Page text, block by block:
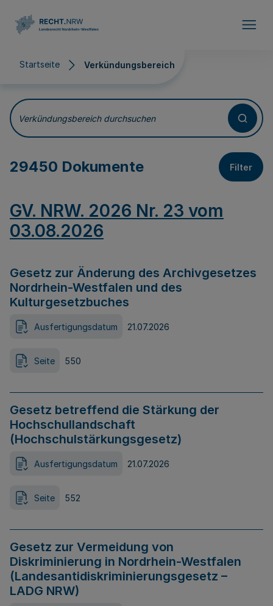
Startseite Verkündungsbereich
Verkündungsbereich
Verkündungsbereich durchsuchen
29450 Dokumente Filter
GV. NRW. 2026 Nr. 23 vom
03.08.2026
Gesetz zur Änderung des Archivgesetzes
Nordrhein-Westfalen und des
Kulturgesetzbuches
Ausfertigungsdatum 21.07.2026
Seite 550
Gesetz betreffend die Stärkung der
Hochschullandschaft
(Hochschulstärkungsgesetz)
Ausfertigungsdatum 21.07.2026
Seite 552
Gesetz zur Vermeidung von
Diskriminierung in Nordrhein-Westfalen
(Landesantidiskriminierungsgesetz –
LADG NRW)